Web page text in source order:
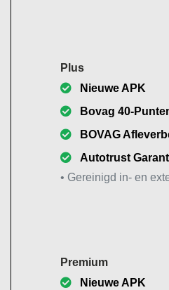
Plus
Nieuwe APK
Bovag 40-
BOVAG
Autotrust
• Gereinigd in- en
Premium
Nieuwe APK